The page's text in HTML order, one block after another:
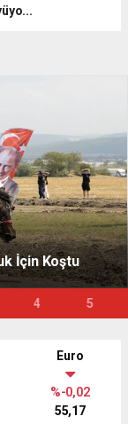
İçin Koştu
4 5
Euro
%-0,02
55,17